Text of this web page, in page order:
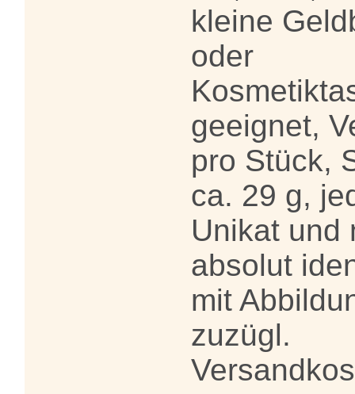
kleine
oder
geeignet,
pro Stück,
ca. 29 g,
Unikat und
absolut
mit
zuzügl.